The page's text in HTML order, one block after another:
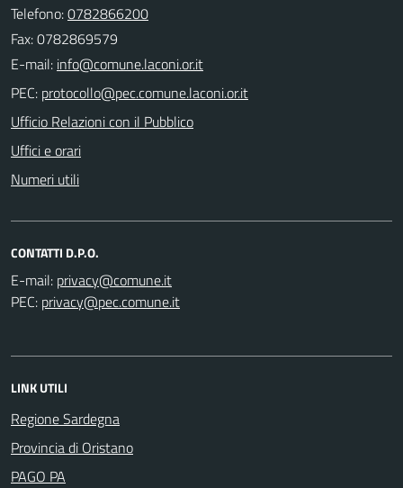
Telefono:0782866200
Fax: 0782869579
E-mail:
PEC:
Ufficio Relazioni con il Pubblico
Uffici e orari
Numeri utili
CONTATTI D.P.O.
E-mail:
PEC:
LINK UTILI
Regione Sardegna
Provincia di Oristano
PAGO PA